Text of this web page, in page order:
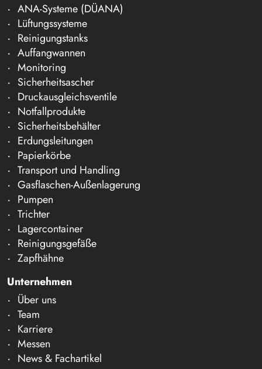
ANA-Systeme (DÜANA)
Lüftungssysteme
Reinigungstanks
Auffangwannen
Monitoring
Sicherheitsascher
Druckausgleichsventile
Notfallprodukte
Sicherheitsbehälter
Erdungsleitungen
Papierkörbe
Transport und Handling
Gasflaschen-Außenlagerung
Pumpen
Trichter
Lagercontainer
Reinigungsgefäße
Zapfhähne
Unternehmen
Über uns
Team
Karriere
Messen
News & Fachartikel